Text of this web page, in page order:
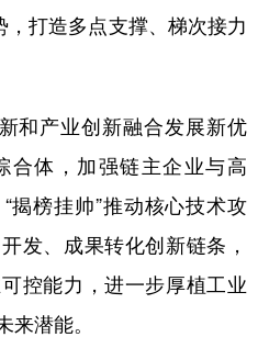
，打造多点支撑、梯次接力
产业创新融合发展新优
合体，加强链主企业与高
揭榜挂帅”推动核心技术攻
发、成果转化创新链条，
控能力，进一步厚植工业
潜能。